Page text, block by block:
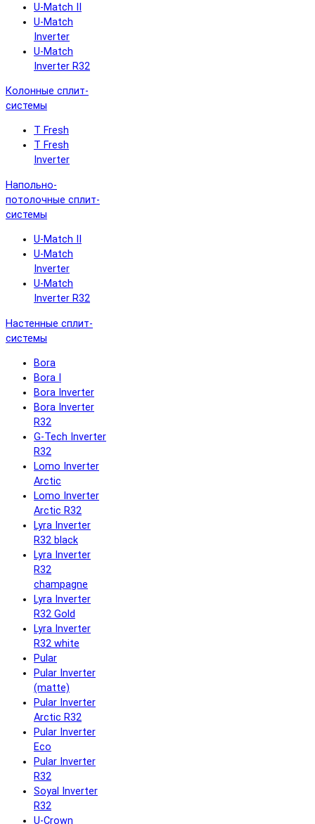
U-Match II
U-Match
Inverter
U-Match
Inverter R32
Колонные сплит-
системы
T Fresh
T Fresh
Inverter
Напольно-
потолочные сплит-
системы
U-Match II
U-Match
Inverter
U-Match
Inverter R32
Настенные сплит-
системы
Bora
Bora I
Bora Inverter
Bora Inverter
R32
G-Tech Inverter
R32
Lomo Inverter
Arctic
Lomo Inverter
Arctic R32
Lyra Inverter
R32 black
Lyra Inverter
R32
champagne
Lyra Inverter
R32 Gold
Lyra Inverter
R32 white
Pular
Pular Inverter
(matte)
Pular Inverter
Arctic R32
Pular Inverter
Eco
Pular Inverter
R32
Soyal Inverter
R32
U-Crown